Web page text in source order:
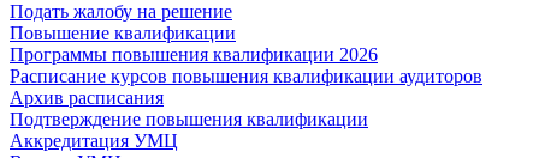
Подать жалобу на решение
Повышение квалификации
Программы повышения квалификации 2026
Расписание курсов повышения квалификации аудиторов
Архив расписания
Подтверждение повышения квалификации
Аккредитация УМЦ